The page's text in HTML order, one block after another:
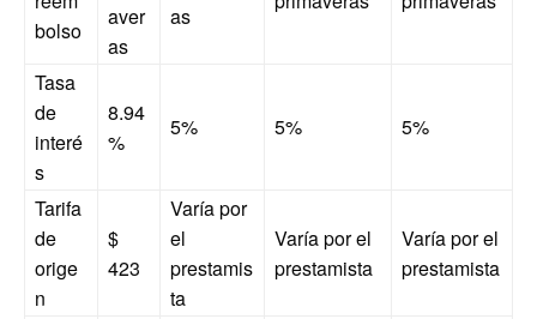
bolso
aver
as
as
Tasa
de
interé
s
8.94
%
5% 5% 5%
Tarifa
de
orige
n
$
423
Varía por
el
prestamis
ta
Varía por el
prestamista
Varía por el
prestamista